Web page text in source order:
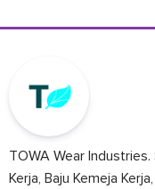
TOWA Wear
Kerja, Baju Kemeja